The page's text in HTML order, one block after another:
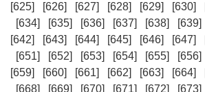
[625]
[626] [627] [628] [629] [630]
[634]
[635] [636] [637] [638] [639]
[642]
[643] [644] [645] [646] [647]
[651]
[652] [653] [654] [655] [656]
[659]
[660] [661] [662] [663] [664]
[668]
[669] [670] [671] [672] [673]